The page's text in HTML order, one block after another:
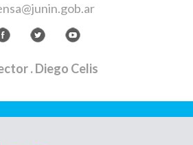
. Diego Celis